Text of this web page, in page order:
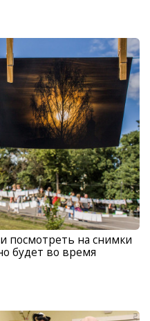
посмотреть на снимки
будет во время